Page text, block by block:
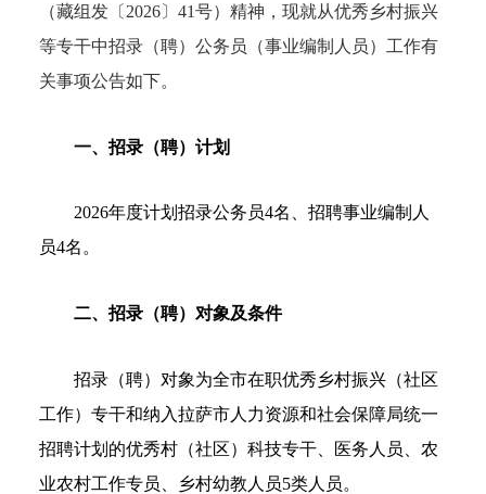
（藏组发〔2026〕41号）精神，现就从优秀乡村振兴
等专干中招录（聘）公务员（事业编制人员）工作有
关事项公告如下。
一、招录（聘）计划
2026年度计划招录公务员4名、招聘事业编制人
员4名。
二、招录（聘）对象及条件
招录（聘）对象为全市在职优秀乡村振兴（社区
工作）专干和纳入拉萨市人力资源和社会保障局统一
招聘计划的优秀村（社区）科技专干、医务人员、农
业农村工作专员、乡村幼教人员5类人员。